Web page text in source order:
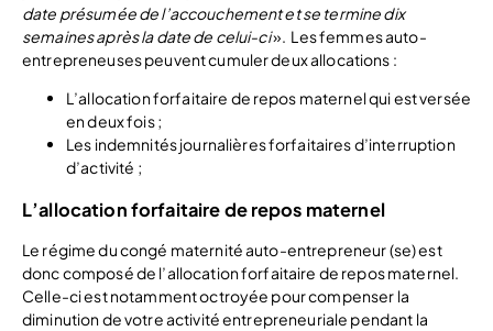
date présumée de l’accouchement et se termine dix
semaines après la date de celui-ci». Les femmes auto-
entrepreneuses peuvent cumuler deux allocations :
L’allocation forfaitaire de repos maternel qui est versée
en deux fois ;
Les indemnités journalières forfaitaires d’interruption
d’activité ;
L’allocation forfaitaire de repos maternel
Le régime du congé maternité auto-entrepreneur (se) est
donc composé de l’allocation forfaitaire de repos maternel.
Celle-ci est notamment octroyée pour compenser la
diminution de votre activité entrepreneuriale pendant la